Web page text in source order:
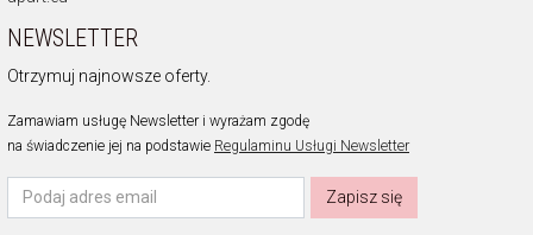
NEWSLETTER
Otrzymuj najnowsze oferty.
Zamawiam usługę Newsletter i wyrażam zgodę
na świadczenie jej na podstawie Regulaminu Usługi Newsletter
Zapisz się